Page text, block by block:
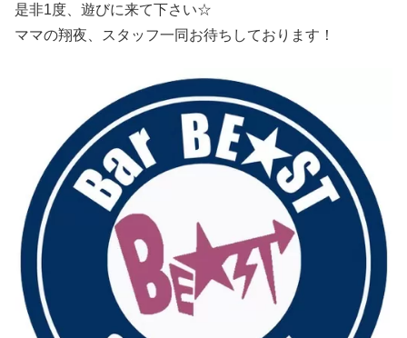
是非1度、遊びに来て下さい☆
ママの翔夜、スタッフ一同お待ちしております！